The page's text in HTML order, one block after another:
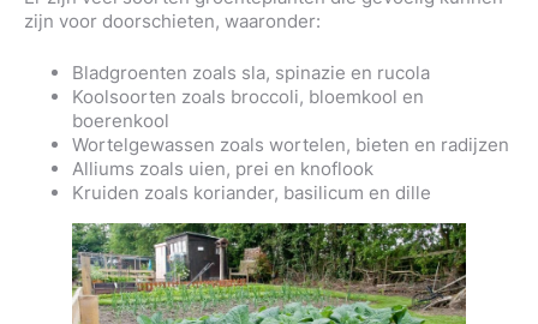
zijn voor doorschieten, waaronder:
Bladgroenten zoals sla, spinazie en rucola
Koolsoorten zoals broccoli, bloemkool en
boerenkool
Wortelgewassen zoals wortelen, bieten en radijzen
Alliums zoals uien, prei en knoflook
Kruiden zoals koriander, basilicum en dille